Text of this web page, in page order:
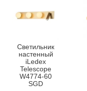
Светильник
настенный
iLedex
Telescope
W4774-60
SGD